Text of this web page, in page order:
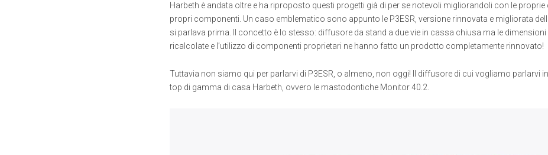
Harbeth è andata oltre e ha riproposto questi progetti già di per se notevoli migliorandoli con le proprie
propri componenti. Un caso emblematico sono appunto le P3ESR, versione rinnovata e migliorata
si parlava prima. Il concetto è lo stesso: diffusore da stand a due vie in cassa chiusa ma le dimensioni
ricalcolate e l’utilizzo di componenti proprietari ne hanno fatto un prodotto completamente rinnovato!
Tuttavia non siamo qui per parlarvi di P3ESR, o almeno, non oggi! Il diffusore di cui vogliamo parlarvi
top di gamma di casa Harbeth, ovvero le mastodontiche Monitor 40.2.